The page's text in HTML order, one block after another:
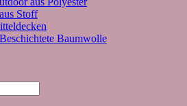
Stoff
Baumwolle